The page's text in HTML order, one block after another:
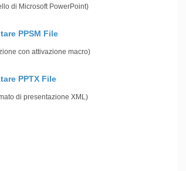
di Microsoft PowerPoint)
PPSM File
con attivazione macro)
PPTX File
di presentazione XML)